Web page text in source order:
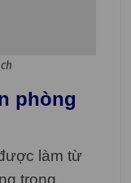
phòng
làm từ
trong